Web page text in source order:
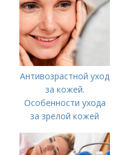
Антивозрастной уход
за кожей.
Особенности ухода
за зрелой кожей